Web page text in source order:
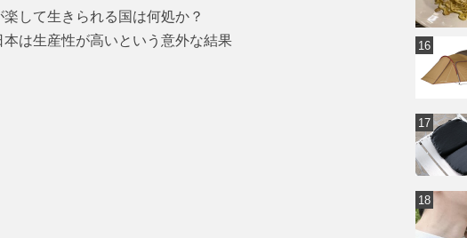
して生きられる国は何処か？
は生産性が高いという意外な結果